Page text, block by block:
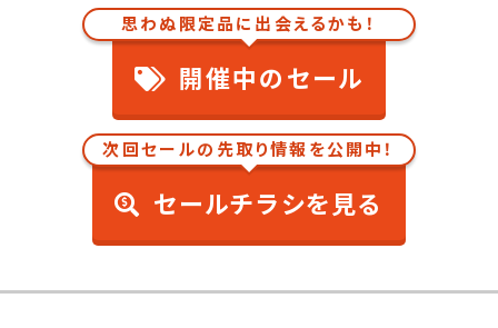
思わぬ限定品に出会えるかも！
開催中のセール
次回セールの先取り情報を公開中！
セールチラシを見る